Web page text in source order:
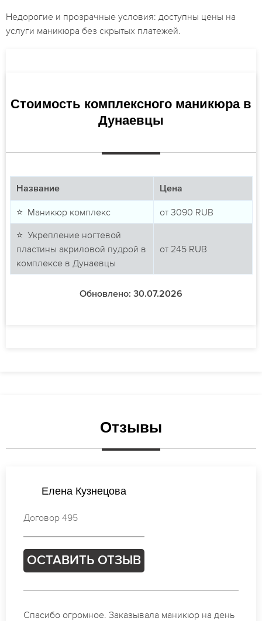
Недорогие и прозрачные условия: доступны цены на
услуги маникюра без скрытых платежей.
Стоимость комплексного маникюра в
Дунаевцы
Название Цена
⭐ Маникюр комплекс от 3090 RUB
⭐ Укрепление ногтевой
пластины акриловой пудрой в
комплексе в Дунаевцы
от 245 RUB
Обновлено: 30.07.2026
Отзывы
Ирина Лебедева
Договор 899
ОСТАВИТЬ ОТЗЫВ
Идеальные специалисты своего дела по